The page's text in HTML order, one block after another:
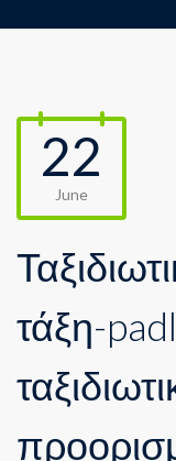
22
June
τάξη-